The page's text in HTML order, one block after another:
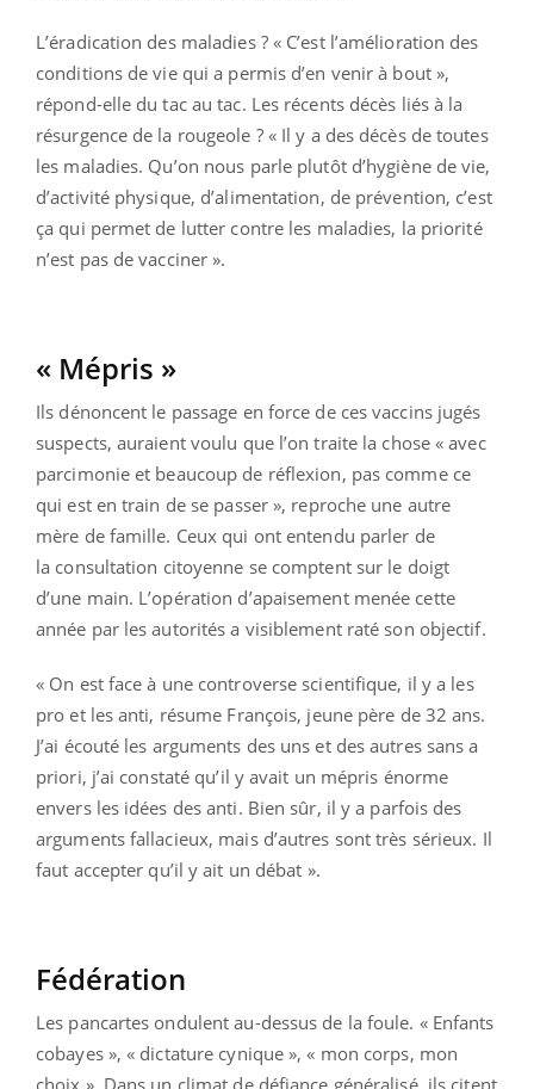
L’éradication des maladies ? « C’est l’amélioration des
conditions de vie qui a permis d’en venir à bout »,
répond-elle du tac au tac. Les récents décès liés à la
résurgence de la rougeole ? « Il y a des décès de toutes
les maladies. Qu’on nous parle plutôt d’hygiène de vie,
d’activité physique, d’alimentation, de prévention, c’est
ça qui permet de lutter contre les maladies, la priorité
n’est pas de vacciner ».
« Mépris »
Ils dénoncent le passage en force de ces vaccins jugés
suspects, auraient voulu que l’on traite la chose « avec
parcimonie et beaucoup de réflexion, pas comme ce
qui est en train de se passer », reproche une autre
mère de famille. Ceux qui ont entendu parler de
la consultation citoyenne se comptent sur le doigt
d’une main. L’opération d’apaisement menée cette
année par les autorités a visiblement raté son objectif.
« On est face à une controverse scientifique, il y a les
pro et les anti, résume François, jeune père de 32 ans.
J’ai écouté les arguments des uns et des autres sans a
priori, j’ai constaté qu’il y avait un mépris énorme
envers les idées des anti. Bien sûr, il y a parfois des
arguments fallacieux, mais d’autres sont très sérieux. Il
faut accepter qu’il y ait un débat ».
Fédération
Les pancartes ondulent au-dessus de la foule. « Enfants
cobayes », « dictature cynique », « mon corps, mon
choix ». Dans un climat de défiance généralisé, ils citent